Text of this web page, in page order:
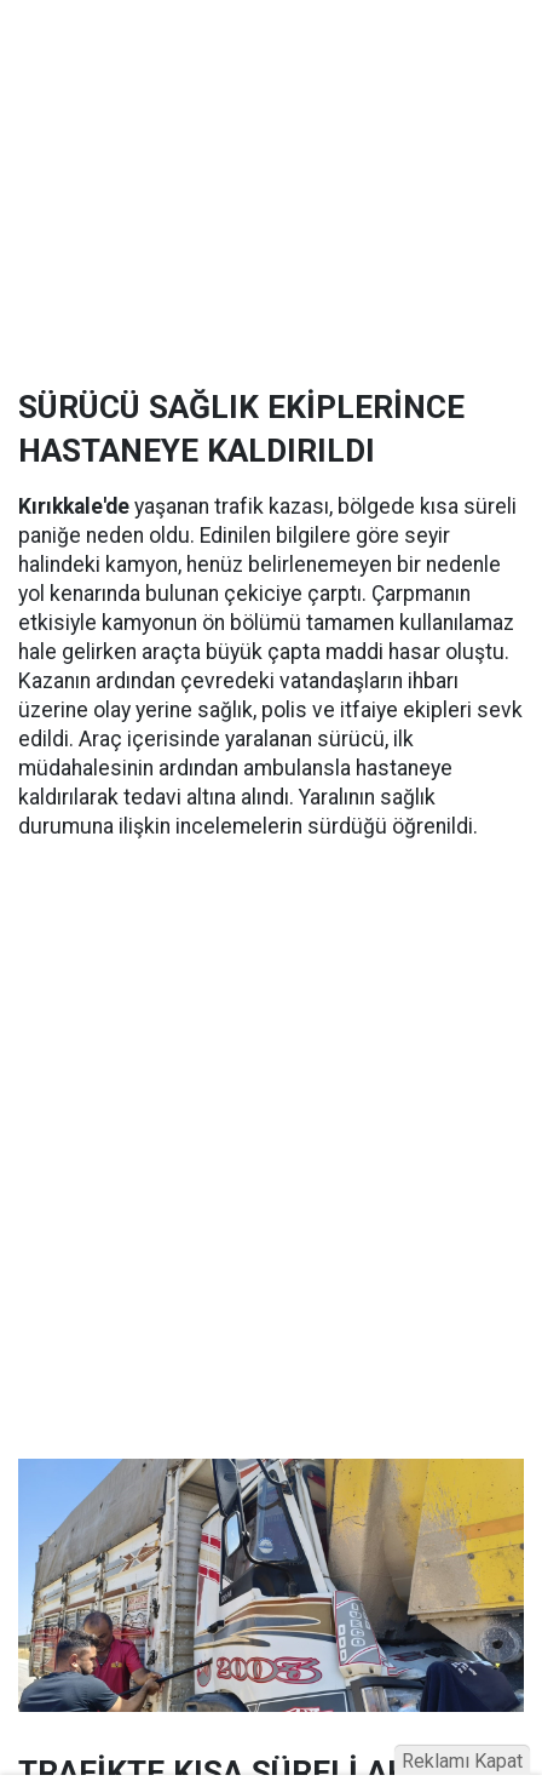
SÜRÜCÜ SAĞLIK EKİPLERİNCE
HASTANEYE KALDIRILDI
Kırıkkale'de yaşanan trafik kazası, bölgede kısa süreli
paniğe neden oldu. Edinilen bilgilere göre seyir
halindeki kamyon, henüz belirlenemeyen bir nedenle
yol kenarında bulunan çekiciye çarptı. Çarpmanın
etkisiyle kamyonun ön bölümü tamamen kullanılamaz
hale gelirken araçta büyük çapta maddi hasar oluştu.
Kazanın ardından çevredeki vatandaşların ihbarı
üzerine olay yerine sağlık, polis ve itfaiye ekipleri sevk
edildi. Araç içerisinde yaralanan sürücü, ilk
müdahalesinin ardından ambulansla hastaneye
kaldırılarak tedavi altına alındı. Yaralının sağlık
durumuna ilişkin incelemelerin sürdüğü öğrenildi.
TRAFİKTE KISA SÜRELİ AKSAMA
Reklamı Kapat